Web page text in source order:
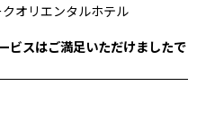
オリエンタルホテル
ビスはご満足いただけましたで